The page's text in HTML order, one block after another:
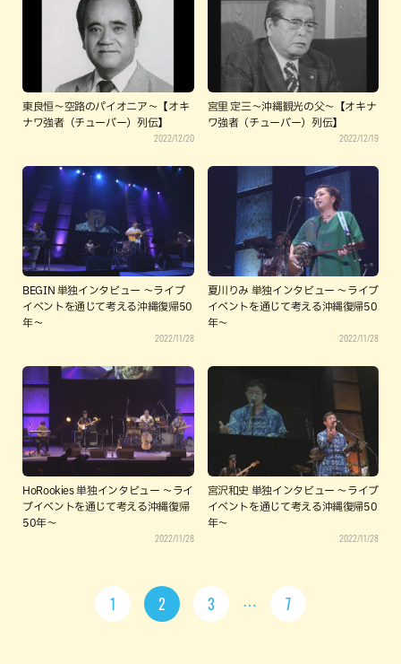
東良恒～空路のパイオニア～【オキ
ナワ強者（チューバー）列伝】
2022/12/20
宮里 定三～沖縄観光の父～【オキナ
ワ強者（チューバー）列伝】
2022/12/19
BEGIN 単独インタビュー ～ライブ
イベントを通じて考える沖縄復帰50
年～
2022/11/28
夏川りみ 単独インタビュー ～ライブ
イベントを通じて考える沖縄復帰50
年～
2022/11/28
HoRookies 単独インタビュー ～ライ
ブイベントを通じて考える沖縄復帰
50年～
2022/11/28
宮沢和史 単独インタビュー ～ライブ
イベントを通じて考える沖縄復帰50
年～
2022/11/28
1 2 3 7